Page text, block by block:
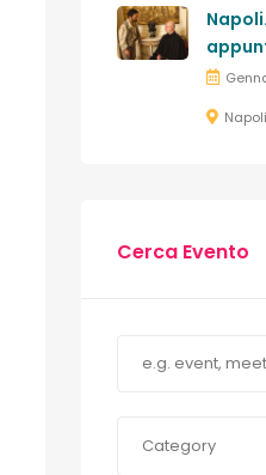
Napoli
Cerca Evento
Category